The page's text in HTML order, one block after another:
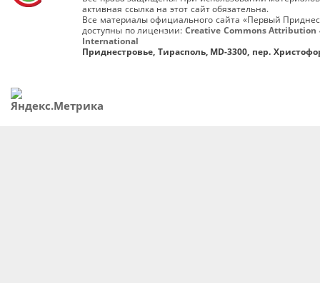
активная ссылка на этот сайт обязательна.
Все материалы официального сайта «Первый
доступны по лицензии: Creative Commons Attribution
International
Приднестровье, Тирасполь, MD-3300, пер.